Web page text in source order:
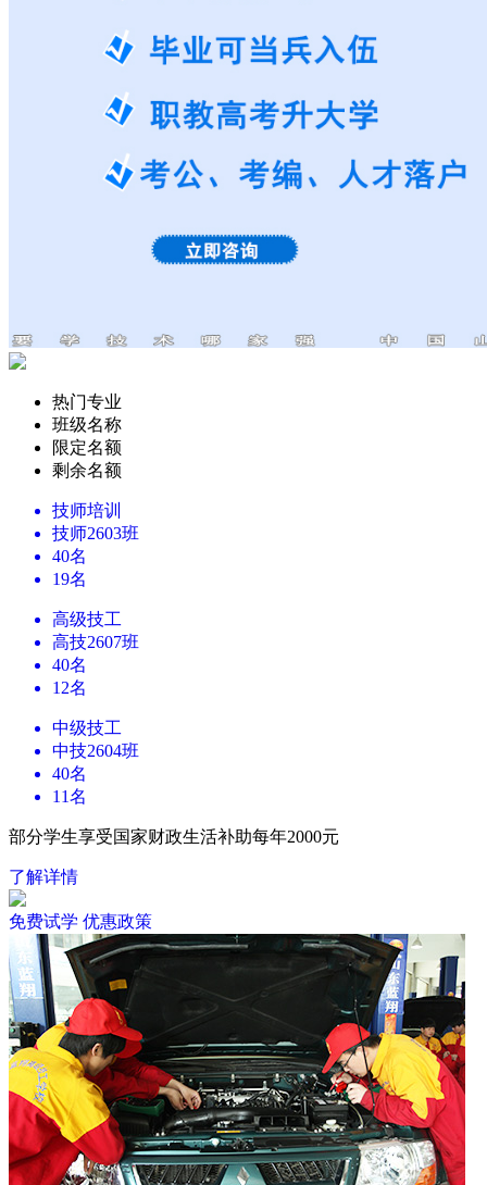
热门专业
班级名称
限定名额
剩余名额
技师培训
技师2603班
40名
19名
高级技工
高技2607班
40名
12名
中级技工
中技2604班
40名
11名
部分学生享受国家财政生活补助每年2000元
了解详情
免费试学 优惠政策